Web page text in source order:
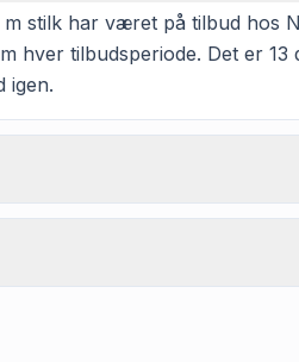
stilk har været på tilbud hos
hver tilbudsperiode. Det er 13
igen.